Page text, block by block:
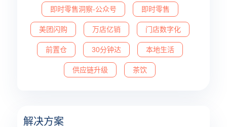
即时零售洞察-公众号 即时零售
美团闪购 万店亿销 门店数字化
前置仓 30分钟达 本地生活
供应链升级 茶饮
解决方案